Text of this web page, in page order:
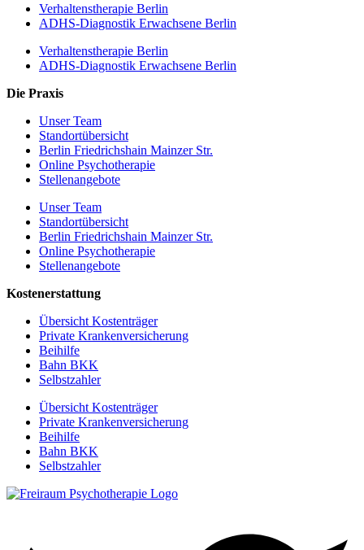
Verhaltenstherapie Berlin
ADHS-Diagnostik Erwachsene Berlin
Verhaltenstherapie Berlin
ADHS-Diagnostik Erwachsene Berlin
Die Praxis
Unser Team
Standortübersicht
Berlin Friedrichshain Mainzer Str.
Online Psychotherapie
Stellenangebote
Unser Team
Standortübersicht
Berlin Friedrichshain Mainzer Str.
Online Psychotherapie
Stellenangebote
Kostenerstattung
Übersicht Kostenträger
Private Krankenversicherung
Beihilfe
Bahn BKK
Selbstzahler
Übersicht Kostenträger
Private Krankenversicherung
Beihilfe
Bahn BKK
Selbstzahler